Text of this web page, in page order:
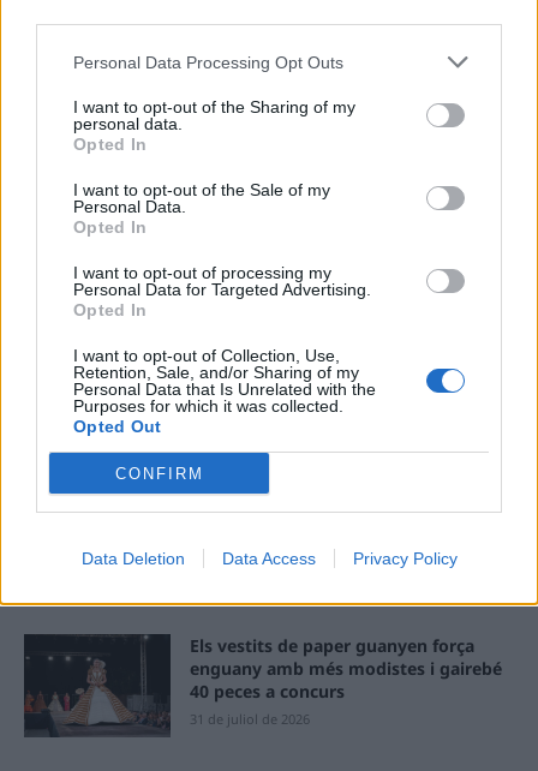
Personal Data Processing Opt Outs
I want to opt-out of the Sharing of my
personal data.
Opted In
I want to opt-out of the Sale of my
Personal Data.
Opted In
I want to opt-out of processing my
Personal Data for Targeted Advertising.
Opted In
I want to opt-out of Collection, Use,
Retention, Sale, and/or Sharing of my
Personal Data that Is Unrelated with the
Purposes for which it was collected.
Opted Out
CONFIRM
Data Deletion Data Access Privacy Policy
Deseu el meu nom, el correu electrònic i el lloc web en
aquest navegador per a la propera vegada que comenti.
ÚLTIMES NOTÍCIES
L’Ajuntament de Tortosa amplia el
termini de les obres de l’aparcament
dels terrenys de Renfe per les altes
temperatures
Amposta recupera les Cases del Castell
i culmina un projecte estratègic que
vincula patrimoni, turisme i
gastronomia
Els vestits de paper guanyen força
enguany amb més modistes i gairebé
40 peces a concurs
31 de juliol de 2026